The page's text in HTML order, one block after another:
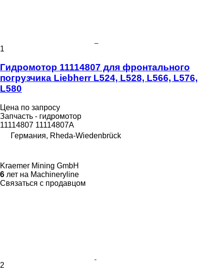
1
Гидромотор 11114807 для фронтального
погрузчика Liebherr L524, L528, L566, L576,
L580
Цена по запросу
Запчасть - гидромотор
11114807 11114807A
Германия, Rheda-Wiedenbrück
Kraemer Mining GmbH
6 лет на Machineryline
Связаться с продавцом
2